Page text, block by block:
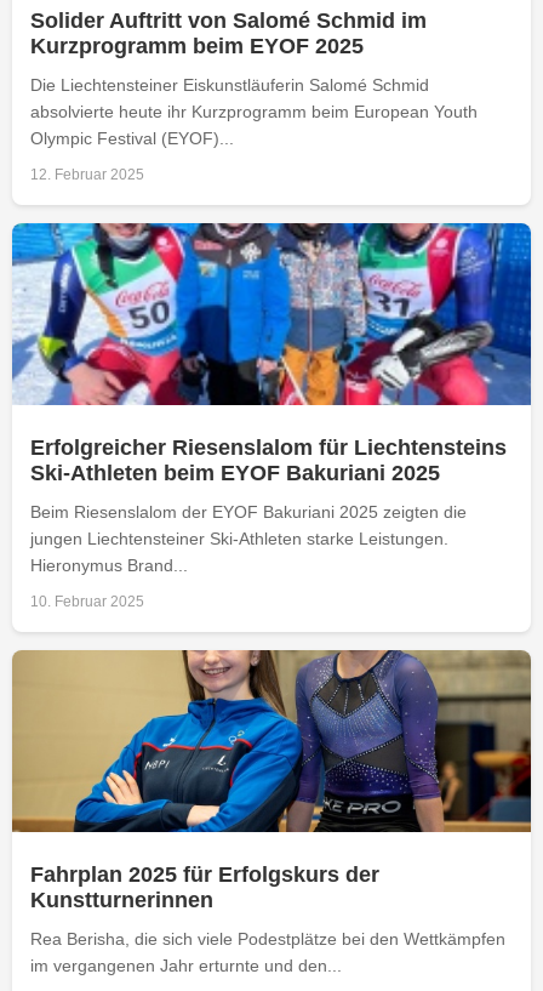
Solider Auftritt von Salomé Schmid im
Kurzprogramm beim EYOF 2025
Die Liechtensteiner Eiskunstläuferin Salomé Schmid
absolvierte heute ihr Kurzprogramm beim European Youth
Olympic Festival (EYOF)...
12. Februar 2025
Erfolgreicher Riesenslalom für Liechtensteins
Ski-Athleten beim EYOF Bakuriani 2025
Beim Riesenslalom der EYOF Bakuriani 2025 zeigten die
jungen Liechtensteiner Ski-Athleten starke Leistungen.
Hieronymus Brand...
10. Februar 2025
Fahrplan 2025 für Erfolgskurs der
Kunstturnerinnen
Rea Berisha, die sich viele Podestplätze bei den Wettkämpfen
im vergangenen Jahr erturnte und den...